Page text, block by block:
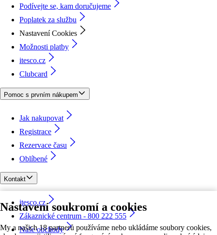
Nastavení soukromí a cookies
My a našich 18 partnerů používáme nebo ukládáme soubory cookies,
Podívejte se, kam doručujeme
Poplatek za službu
Nastavení Cookies
Možnosti platby
itesco.cz
Clubcard
Pomoc s prvním nákupem
Jak nakupovat
Registrace
Rezervace času
Oblíbené
Kontakt
itesco.cz
Zákaznické centrum - 800 222 555
Naše obchody